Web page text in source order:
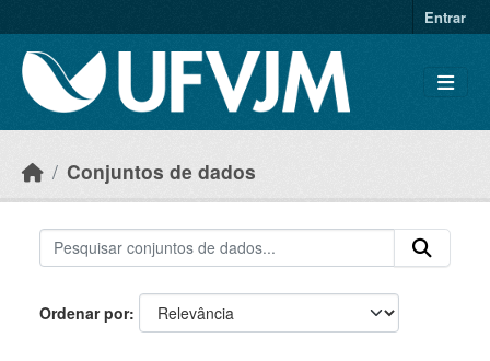
Entrar
Conjuntos de dados
Ordenar por